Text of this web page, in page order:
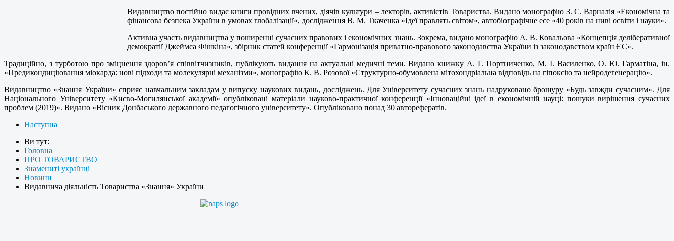
Видавництво постійно видає книги провідних вчених, діячів культури – лекторів, активістів Товариства. Видано монографію З. С. Варналія «Економічна та
фінансова безпека України в умовах глобалізації», дослідження В. М. Ткаченка «Ідеї правлять світом», автобіографічне есе «40 років на ниві освіти і науки».
Активна участь видавництва у поширенні сучасних правових і економічних знань. Зокрема, видано монографію А. В. Ковальова «Концепція деліберативної
демократії Джеймса Фішкіна», збірник статей конференції «Гармонізація приватно-правового законодавства України із законодавством країн ЄС».
Традиційно, з турботою про зміцнення здоров’я співвітчизників, публікують видання на актуальні медичні теми. Видано книжку А. Г. Портниченко, М. І. Василенко, О. Ю. Гарматіна, ін.
«Предикондиціювання міокарда: нові підходи та молекулярні механізми», монографію К. В. Розової «Структурно-обумовлена мітохондріальна відповідь на гіпоксію та нейродегенерацію».
Видавництво «Знання України» сприяє навчальним закладам у випуску наукових видань, досліджень. Для Університету сучасних знань надруковано брошуру «Будь завжди сучасним». Для
Національного Університету «Києво-Могилянської академії» опубліковані матеріали науково-практичної конференції «Інноваційні ідеї в економічній науці: пошуки вирішення сучасних
проблем (2019)». Видано «Вісник Донбаського державного педагогічного університету». Опубліковано понад 30 авторефератів.
Наступна
Ви тут:
Головна
ПРО ТОВАРИСТВО
Знамениті українці
Новини
Видавнича діяльність Товариства «Знання» України